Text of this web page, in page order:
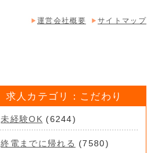
運営会社概要
サイトマップ
求人カテゴリ：こだわり
未経験OK (6244)
終電までに帰れる (7580)